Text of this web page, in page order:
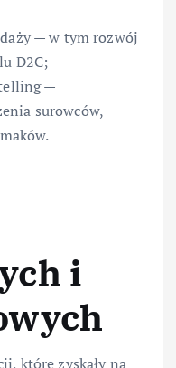
— w tym rozwój
D2C;
—
surowców,
i
które zyskały na